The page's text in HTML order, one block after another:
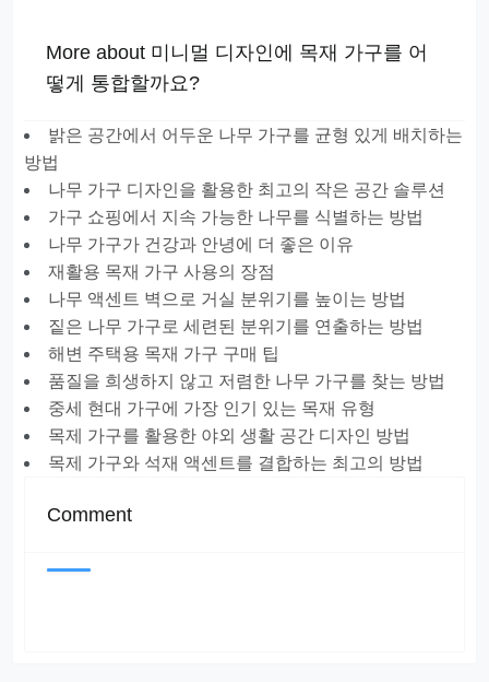
More about 미니멀 디자인에 목재 가구를 어
떻게 통합할까요?
밝은 공간에서 어두운 나무 가구를 균형 있게 배치하는
방법
나무 가구 디자인을 활용한 최고의 작은 공간 솔루션
가구 쇼핑에서 지속 가능한 나무를 식별하는 방법
나무 가구가 건강과 안녕에 더 좋은 이유
재활용 목재 가구 사용의 장점
나무 액센트 벽으로 거실 분위기를 높이는 방법
짙은 나무 가구로 세련된 분위기를 연출하는 방법
해변 주택용 목재 가구 구매 팁
품질을 희생하지 않고 저렴한 나무 가구를 찾는 방법
중세 현대 가구에 가장 인기 있는 목재 유형
목제 가구를 활용한 야외 생활 공간 디자인 방법
목제 가구와 석재 액센트를 결합하는 최고의 방법
Comment